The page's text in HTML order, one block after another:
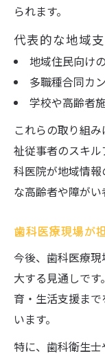
られます。
代表的な地域
地域住民向け
多職種合同カ
学校や高齢者
これらの取り組
祉従事者のスキ
科医院が地域情
な高齢者や障がい
歯科医療現場が
今後、歯科医療
大する見通しで
育・生活支援ま
います。
特に、歯科衛生